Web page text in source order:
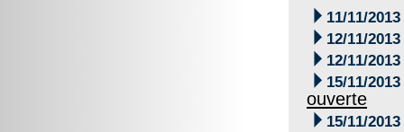
 11/11/2013
 12/11/2013
 12/11/2013
 15/11/2013
ouverte
 15/11/2013